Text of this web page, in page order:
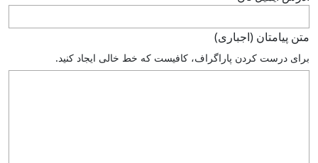
متن پيامتان (اجباری)
براى درست كردن پاراگراف، كافيست كه خط خالى ايجاد كنيد.